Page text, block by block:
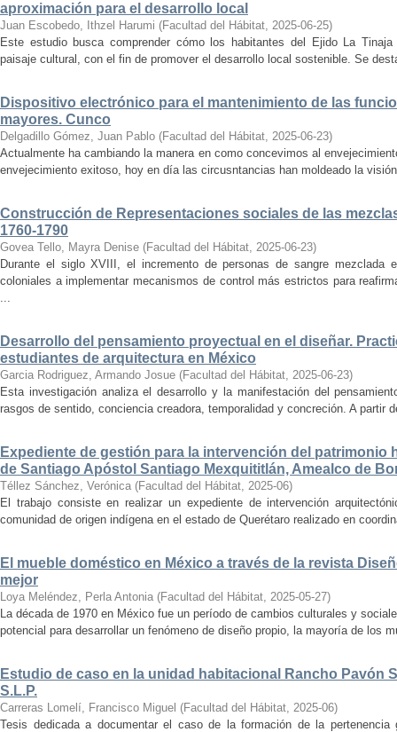
aproximación para el desarrollo local
Juan Escobedo, Ithzel Harumi (Facultad del Hábitat, 2025-06-25)
Este estudio busca comprender cómo los habitantes del Ejido La
paisaje cultural, con el fin de promover el desarrollo local sostenible. Se
Dispositivo electrónico para el mantenimiento de las
mayores. Cunco
Delgadillo Gómez, Juan Pablo (Facultad del Hábitat, 2025-06-23)
Actualmente ha cambiando la manera en como concevimos al
envejecimiento exitoso, hoy en día las circusntancias han moldeado la
Construcción de Representaciones sociales de las
1760-1790
Govea Tello, Mayra Denise (Facultad del Hábitat, 2025-06-23)
Durante el siglo XVIII, el incremento de personas de sangre
coloniales a implementar mecanismos de control más estrictos para
...
Desarrollo del pensamiento proyectual en el diseñar.
estudiantes de arquitectura en México
Garcia Rodriguez, Armando Josue (Facultad del Hábitat, 2025-06-23)
Esta investigación analiza el desarrollo y la manifestación del
rasgos de sentido, conciencia creadora, temporalidad y concreción. A partir
Expediente de gestión para la intervención del patrimonio
de Santiago Apóstol Santiago Mexquititlán, Amealco de
Téllez Sánchez, Verónica (Facultad del Hábitat, 2025-06)
El trabajo consiste en realizar un expediente de intervención
comunidad de origen indígena en el estado de Querétaro realizado en
El mueble doméstico en México a través de la revista
mejor
Loya Meléndez, Perla Antonia (Facultad del Hábitat, 2025-05-27)
La década de 1970 en México fue un período de cambios culturales y
potencial para desarrollar un fenómeno de diseño propio, la mayoría de los
Estudio de caso en la unidad habitacional Rancho Pavón
S.L.P.
Carreras Lomelí, Francisco Miguel (Facultad del Hábitat, 2025-06)
Tesis dedicada a documentar el caso de la formación de la